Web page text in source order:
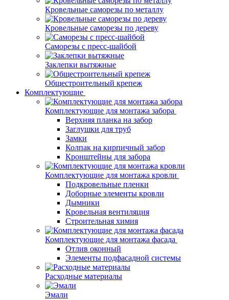
Кровельные саморезы по металлу
Кровельные саморезы по дереву
Саморезы с пресс-шайбой
Заклепки вытяжные
Общестроительный крепеж
Комплектующие
Комплектующие для монтажа забора
Верхняя планка на забор
Заглушки для труб
Замки
Колпак на кирпичный забор
Кронштейны для забора
Комплектующие для монтажа кровли
Подкровельные пленки
Доборные элементы кровли
Дымники
Кровельная вентиляция
Строительная химия
Комплектующие для монтажа фасада
Отлив оконный
Элементы подфасадной системы
Расходные материалы
Эмали